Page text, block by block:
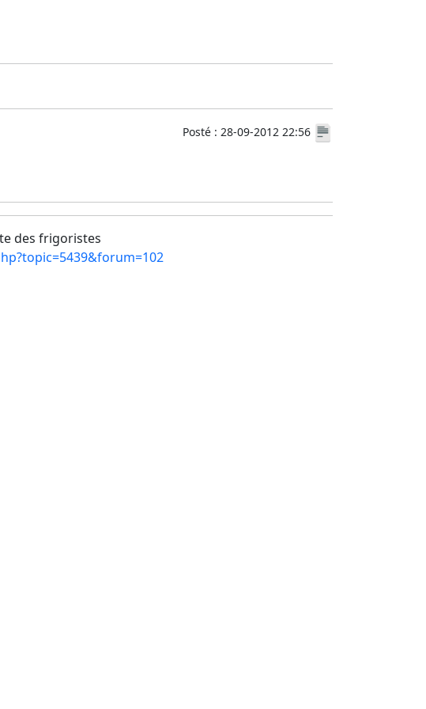
Posté : 28-09-2012 22:56
des frigoristes